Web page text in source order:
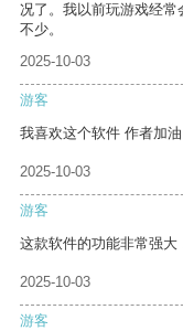
况了。我以前玩游戏经常
不少。
2025-10-03
游客
我喜欢这个软件 作者加油
2025-10-03
游客
这款软件的功能非常强大
2025-10-03
游客